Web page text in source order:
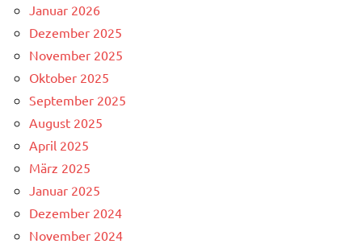
Januar 2026
Dezember 2025
November 2025
Oktober 2025
September 2025
August 2025
April 2025
März 2025
Januar 2025
Dezember 2024
November 2024